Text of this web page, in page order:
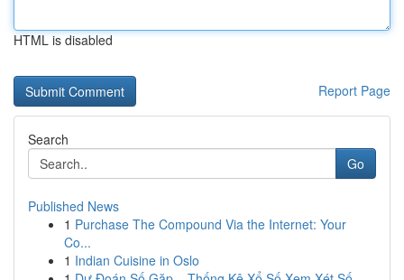
HTML is disabled
Report Page
Search
Go
Published News
1 Purchase The Compound Via the Internet: Your
Co...
1 Indian Cuisine in Oslo